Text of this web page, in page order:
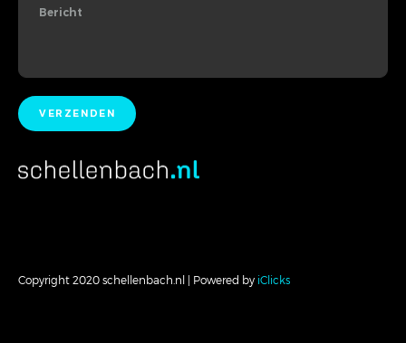
Copyright 2020 schellenbach.nl | Powered by iClicks